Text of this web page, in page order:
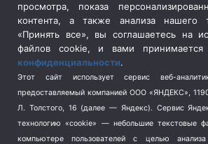
Социальная политика
(3)
Спецоперация в Украине
Спецоперация на Украине
(404)
Спорт (740)
Терроризм (1)
Транспорт (262)
просмотра, показа
контента, а также анализа нашего
«Принять все», вы соглашаетесь на
файлов cookie, и вами
конфиденциальности.
Этот сайт использует сервис веб-
предоставляемый компанией ООО «ЯНДЕКС»,
Л. Толстого, 16 (далее — Яндекс). Сервис
технологию «cookie» — небольшие текстовые
компьютере пользователей с целью анализа